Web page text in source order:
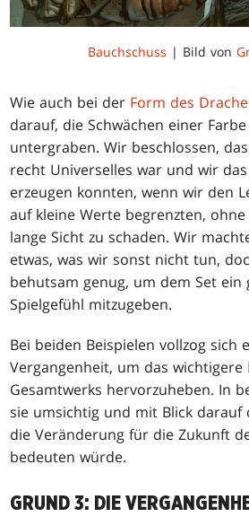
Bauchschuss | Bild von
Wie auch bei der Form des
darauf, die Schwächen einer
untergraben. Wir beschlossen,
recht Universelles war und wir
erzeugen konnten, wenn wir den
auf kleine Werte begrenzten,
lange Sicht zu schaden. Wir
etwas, was wir sonst nicht tun,
behutsam genug, um dem Set ein
Spielgefühl mitzugeben.
Bei beiden Beispielen vollzog sich
Vergangenheit, um das wichtigere
Gesamtwerks hervorzuheben. In
sie umsichtig und mit Blick darauf
die Veränderung für die Zukunft
bedeuten würde.
GRUND 3: DIE